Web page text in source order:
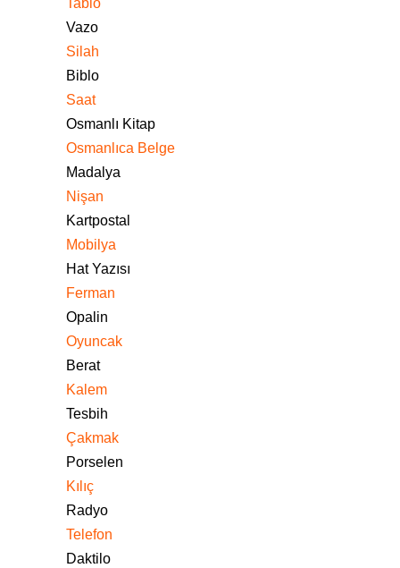
Tablo
Vazo
Silah
Biblo
Saat
Osmanlı Kitap
Osmanlıca Belge
Madalya
Nişan
Kartpostal
Mobilya
Hat Yazısı
Ferman
Opalin
Oyuncak
Berat
Kalem
Tesbih
Çakmak
Porselen
Kılıç
Radyo
Telefon
Daktilo